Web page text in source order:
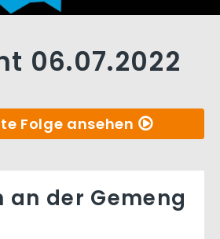
06.07.2022
Folge ansehen
an der Gemeng